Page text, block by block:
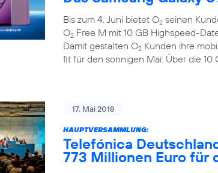
Bis zum 4. Juni bietet O2 seinen
O2 Free M mit 10 GB Highspeed-
Damit gestalten O2 Kunden ihre
fit für den sonnigen Mai: Über die
17. Mai 2018
HAUPTVERSAMMLUNG:
Telefónica
773 Millionen Euro für